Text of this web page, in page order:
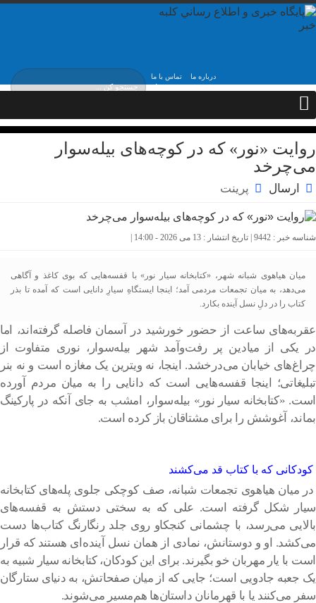
تماس با ما درباره ما
پنج شنبه, ۱۵ مرداد ,
روایت «نور» که در کوچه‌های بیله‌سوار
می‌چرخد
ارسال پرینت
شناسه خبر : 9442 | تاریخ انتشار : 13 می 2026 - 14:00 |
میان هیاهوی شبانه شهر، «کتابخانه سیار نور» با قفسه‌هایی که بوی کاغذ و آگاهی
می‌دهد، به میان تجمعات مردمی آمد؛ اینجا ایستگاهِ سیارِ دانایی است که آمده تا بذر
کتاب را در دلِ نسل آینده بکارد.
عقربه‌های ساعت از حضور خورشید در آسمان فاصله گرفته‌اند، اما
در یکی از میادین پر رفت‌وآمد شهر بیله‌سوار، نوری متفاوت از
چراغ‌های خیابان می‌درخشد. اینجا، نه ویترین یک مغازه است و نه بنر
تبلیغاتی؛ اینجا قفسه‌هایی است که دانایی را به میان مردم آورده
است. «کتابخانه سیار نور» بیله‌سوار، امشب به جای آنکه در پارکینگ
بماند، آغوشش را برای مشتاقان باز کرده است.
کودکانی که با کتاب قد می‌کشند
در میان هیاهوی تجمعات شبانه، صف کوچکی جلوی پله‌های کتابخانه
سیار شکل گرفته است. علی که به سختی دستش به قفسه‌های
بالایی می‌رسد، با چشمانی کنجکاو روی جلد رنگارنگ کتاب‌ها دست
می‌کشد. او و دوستانش، نمادی از همان نسل آینده‌ای هستند که قرار
است با یار مهربان خو بگیرند. برای این کودکان، کتابخانه سیار شبیه به
یک جعبه جادویی است؛ جایی که از میان صفحاتش، به دنیای ستارگان
سفر می‌کنند یا با قهرمانان داستان‌ها هم‌مسیر می‌شوند.